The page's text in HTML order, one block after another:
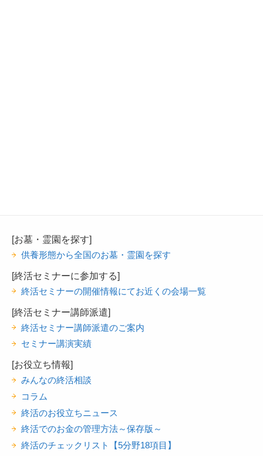
[お墓・霊園を探す]
供養形態から全国のお墓・霊園を探す
[終活セミナーに参加する]
終活セミナーの開催情報にてお近くの会場一覧
[終活セミナー講師派遣]
終活セミナー講師派遣のご案内
セミナー講演実績
[お役立ち情報]
みんなの終活相談
コラム
終活のお役立ちニュース
終活でのお金の管理方法～保存版～
終活のチェックリスト【5分野18項目】